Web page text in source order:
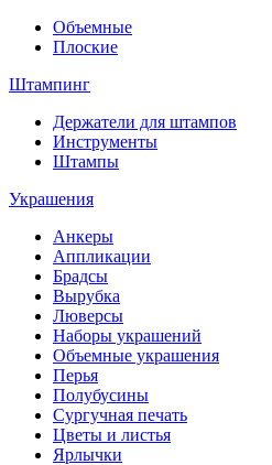
Объемные
Плоские
Штампинг
Держатели для штампов
Инструменты
Штампы
Украшения
Анкеры
Аппликации
Брадсы
Вырубка
Люверсы
Наборы украшений
Объемные украшения
Перья
Полубусины
Сургучная печать
Цветы и листья
Ярлычки